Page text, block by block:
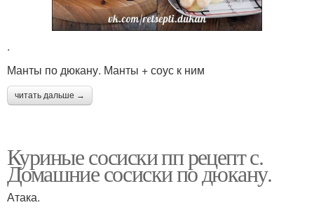
.
Манты по дюкану. Манты + соус к ним
читать дальше →
Куриные сосиски пп рецепт с.
Домашние сосиски по дюкану.
Атака.